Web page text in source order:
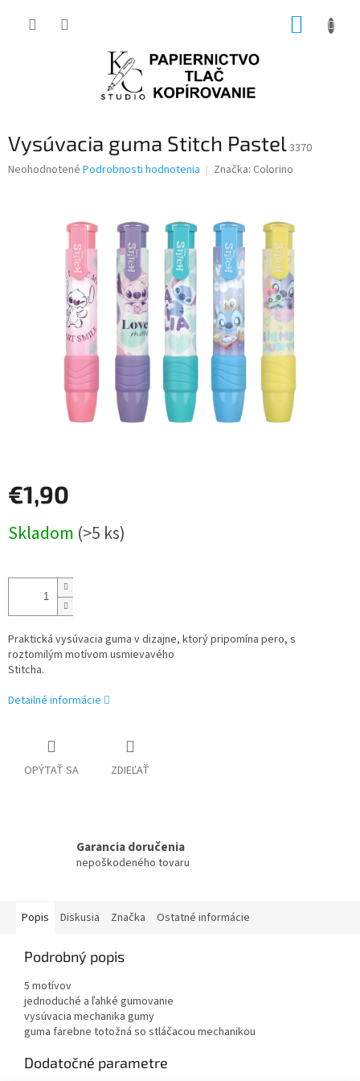
Vysúvacia guma Stitch Pastel3370
Priemerné
Neohodnotené Podrobnosti hodnotenia Značka: Colorino
€1,90
cena:
Skladom (>5 ks)
Praktická vysúvacia guma v dizajne, ktorý pripomína pero, s
roztomilým motívom usmievavého
Stitcha.
Detailné informácie
OPÝTAŤ SA ZDIEĽAŤ
Garancia doručenia
nepoškodeného tovaru
Popis Diskusia Značka Ostatné informácie
Podrobný popis
5 motívov
jednoduché a ľahké gumovanie
vysúvacia mechanika gumy
guma farebne totožná so stláčacou mechanikou
Dodatočné parametre